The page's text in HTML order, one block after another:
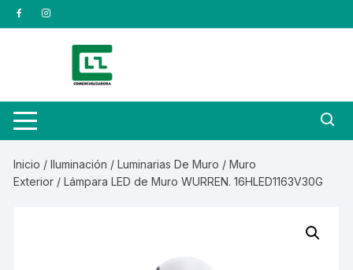
Saltar
al
Inicio /Iluminación /Luminarias De Muro /Muro
Exterior / Lámpara LED de Muro WURREN. 16HLED1163V30G